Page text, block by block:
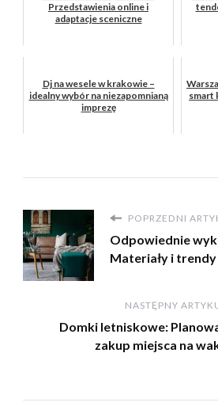
Przedstawienia online i
adaptacje sceniczne
Dj na wesele w krakowie –
idealny wybór na niezapomnianą
imprezę
smart
POPRZEDNI
Odpowiednie
Materiały i
NASTĘPNY
Domki letniskowe:
zakup miejsca na